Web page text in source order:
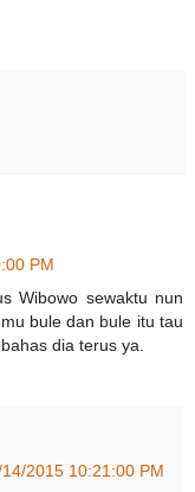
PM
Wibowo sewaktu nun
bule dan bule itu tau
dia terus ya.
2015 10:21:00 PM